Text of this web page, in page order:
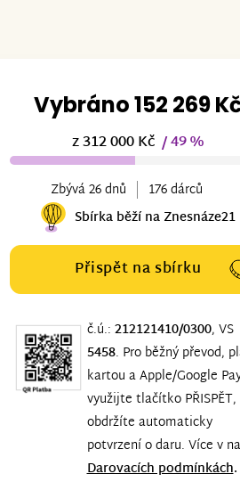
Vybráno 152 269
z 312 000 Kč/ 49 %
Zbývá 26 dnů
176 dárců
Sbírka běží na Znesnáze21
Přispět na sbírku
č.ú.: 212121410/0300, VS
5458. Pro běžný převod,
kartou a Apple/Google
využijte tlačítko
obdržíte automaticky
potvrzení o daru. Více v
Darovacích podmínkách.